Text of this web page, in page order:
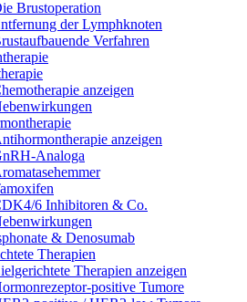
Brustoperation
der Lymphknoten
Verfahren
anzeigen
anzeigen
Analoga
6 Inhibitoren & Co.
& Denosumab
Therapien
Therapien anzeigen
positive Tumore